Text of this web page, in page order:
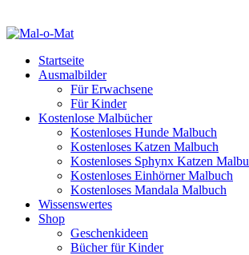
Startseite
Ausmalbilder
Für Erwachsene
Für Kinder
Kostenlose Malbücher
Kostenloses Hunde Malbuch
Kostenloses Katzen Malbuch
Kostenloses Sphynx Katzen
Kostenloses Einhörner Malbuch
Kostenloses Mandala Malbuch
Wissenswertes
Shop
Geschenkideen
Bücher für Kinder